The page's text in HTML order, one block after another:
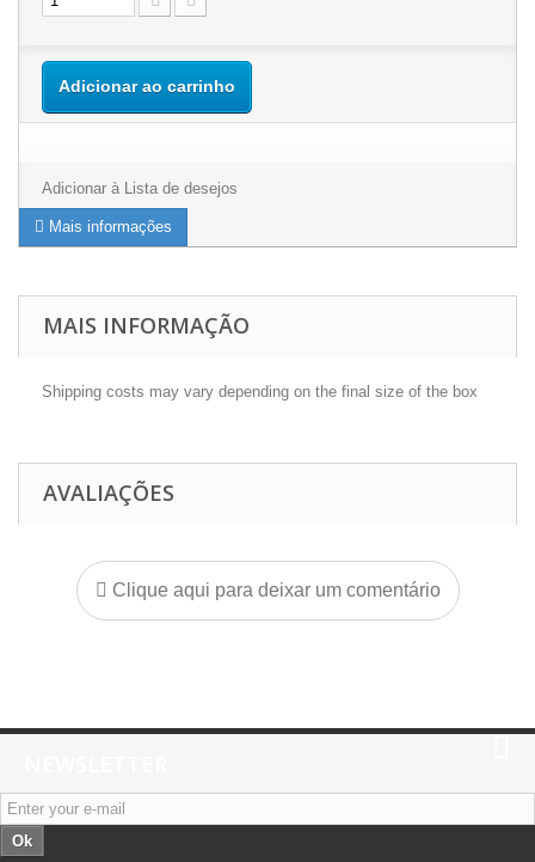
Adicionar ao carrinho
Adicionar à Lista de desejos
Mais informações
MAIS INFORMAÇÃO
Shipping costs may vary depending on the final size of the box
AVALIAÇÕES
Clique aqui para deixar um comentário
Ok